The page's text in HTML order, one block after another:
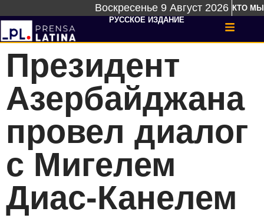
Воскресенье 9 Август 2026 КТО МЫ
РУССКОЕ ИЗДАНИЕ
Президент
Азербайджана
провел диалог
с Мигелем
Диас-Канелем